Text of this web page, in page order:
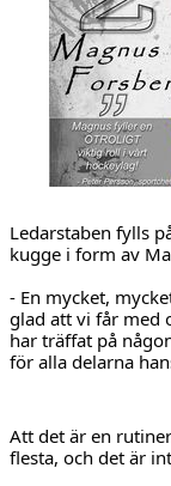
Ledarstaben fylls
kugge i form av
- En mycket,
glad att vi får med
har träffat på
för alla delarna
Att det är en
flesta, och det är